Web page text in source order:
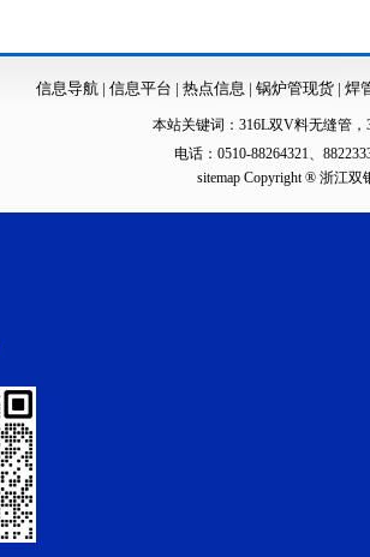
信息导航| 信息平台 | 热点信息 | 锅炉管现货 | 焊
本站关键词： 316L双V料无缝管 ，
电话：0510-88264321、
sitemapCopyright ® 浙江双